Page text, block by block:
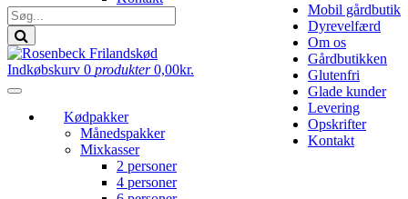
Mobil gårdbutik
Dyrevelfærd
Om os
Gårdbutikken
Glutenfri
Glade kunder
Levering
Opskrifter
Kontakt
Indkøbskurv 0 produkter 0,00kr.
Toggle
navigationKødpakker
Månedspakker
Mixkasser
2 personer
4 personer